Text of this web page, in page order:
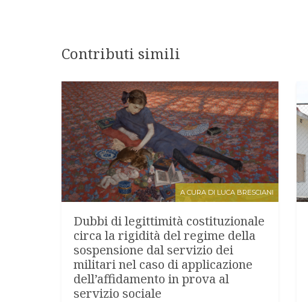
Contributi simili
A CURA DI LUCA BRESCIANI
Dubbi di legittimità costituzionale
circa la rigidità del regime della
sospensione dal servizio dei
militari nel caso di applicazione
dell’affidamento in prova al
servizio sociale